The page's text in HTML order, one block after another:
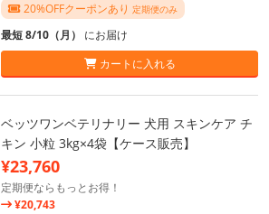
20%OFFクーポンあり 定期便のみ
最短 8/10（月） にお届け
カートに入れる
ベッツワンベテリナリー 犬用 スキンケア チ
キン 小粒 3kg×4袋【ケース販売】
¥23,760
定期便ならもっとお得！
¥20,743